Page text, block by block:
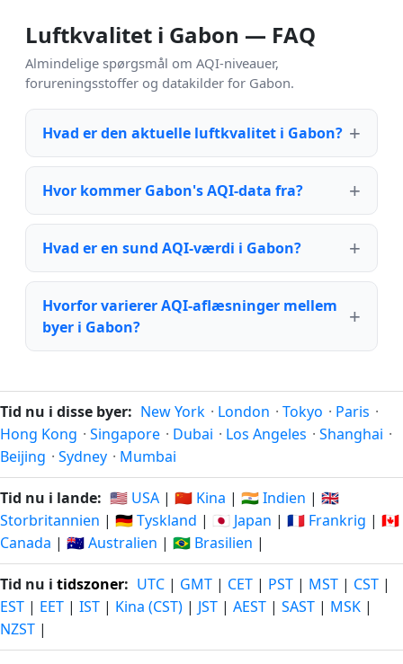
Luftkvalitet i Gabon — FAQ
Almindelige spørgsmål om AQI-niveauer,
forureningsstoffer og datakilder for Gabon.
Hvad er den aktuelle luftkvalitet i Gabon?
Hvor kommer Gabon's AQI-data fra?
Hvad er en sund AQI-værdi i Gabon?
Hvorfor varierer AQI-aflæsninger mellem
byer i Gabon?
Tid nu i disse byer: New York · London · Tokyo · Paris ·
Hong Kong · Singapore · Dubai · Los Angeles · Shanghai ·
Beijing · Sydney · Mumbai
Tid nu i lande: 🇺🇸 USA | 🇨🇳 Kina | 🇮🇳 Indien | 🇬🇧
Storbritannien | 🇩🇪 Tyskland | 🇯🇵 Japan | 🇫🇷 Frankrig | 🇨🇦
Canada | 🇦🇺 Australien | 🇧🇷 Brasilien |
Tid nu i tidszoner: UTC | GMT | CET | PST | MST | CST |
EST | EET | IST | Kina (CST) | JST | AEST | SAST | MSK |
NZST |